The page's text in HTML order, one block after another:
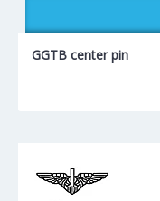
GGTB center pin